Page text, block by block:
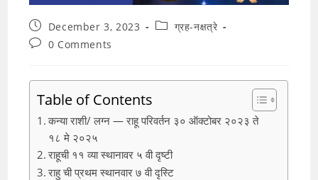
Post
published:
December 3, 2023
Postग्रह-नक्षत्रे
Post0 Comments
Table of Contents
कन्या राशी/ लग्न — राहू परिवर्तन ३० ऑक्टोबर २०२३ ते
१८ मे २०२५
राहूची ११ व्या स्थानावर ५ वी दृष्टी
राहु ची प्रथम स्थानवार ७ वी दृस्टि